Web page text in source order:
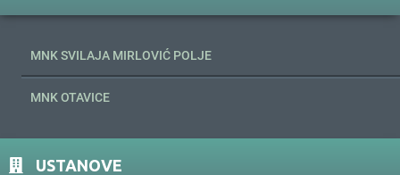
MNK SVILAJA MIRLOVIĆ POLJE
MNK OTAVICE
USTANOVE